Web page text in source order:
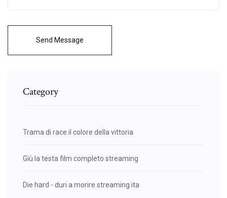
Send Message
Category
Trama di race il colore della vittoria
Giù la testa film completo streaming
Die hard - duri a morire streaming ita